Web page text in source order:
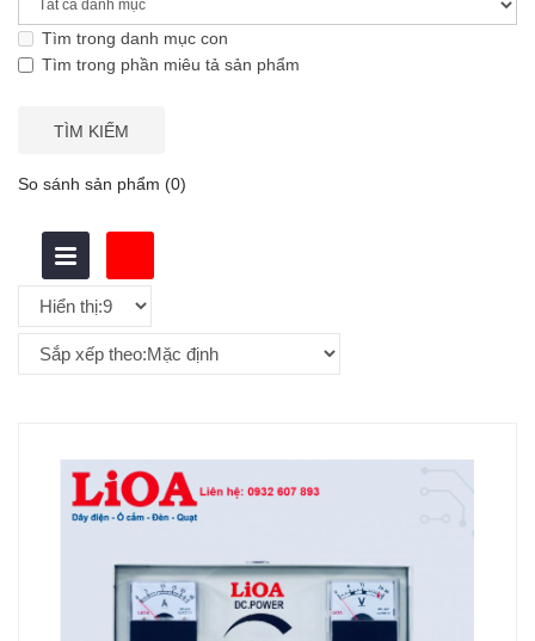
Tìm trong danh mục con
Tìm trong phần miêu tả sản phẩm
So sánh sản phẩm (0)